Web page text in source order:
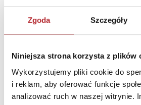
Zgoda Szczegóły
Niniejsza strona korzysta z plików
Wykorzystujemy pliki cookie do
i reklam, aby oferować funkcje
analizować ruch w naszej witrynie.
Ulica
ul.
Kod pocztowy
44-190
Miasto
Knurów
E-mail